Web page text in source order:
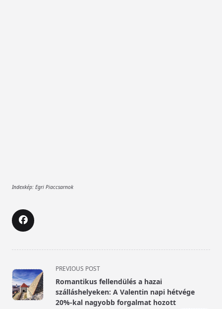
Indexkép: Egri Piaccsarnok
<span
class="nav-
subtitle
screen-
PREVIOUS POST
Romantikus fellendülés a hazai
szálláshelyeken: A Valentin napi hétvége
20%-kal nagyobb forgalmat hozott